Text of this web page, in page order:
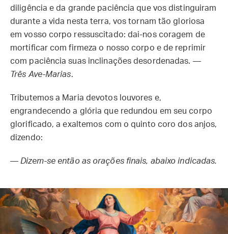
diligência e da grande paciência que vos distinguiram
durante a vida nesta terra, vos tornam tão gloriosa
em vosso corpo ressuscitado: dai-nos coragem de
mortificar com firmeza o nosso corpo e de reprimir
com paciência suas inclinações desordenadas. —
Três Ave-Marias.
Tributemos a Maria devotos louvores e,
engrandecendo a glória que redundou em seu corpo
glorificado, a exaltemos com o quinto coro dos anjos,
dizendo:
—Dizem-se então as orações finais, abaixo indicadas.